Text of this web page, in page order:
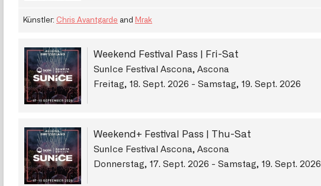
Künstler: Chris Avantgarde and Mrak
Weekend Festival Pass | Fri-Sat
SunIce Festival Ascona, Ascona
Freitag, 18. Sept. 2026 - Samstag, 19. Sept. 2026
Weekend+ Festival Pass | Thu-Sat
SunIce Festival Ascona, Ascona
Donnerstag, 17. Sept. 2026 - Samstag, 19. Sept. 2026